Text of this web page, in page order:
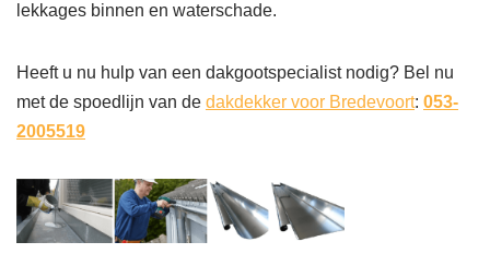
lekkages binnen en waterschade.
Heeft u nu hulp van een dakgootspecialist nodig? Bel nu
met de spoedlijn van de dakdekker voor Bredevoort: 053-
2005519